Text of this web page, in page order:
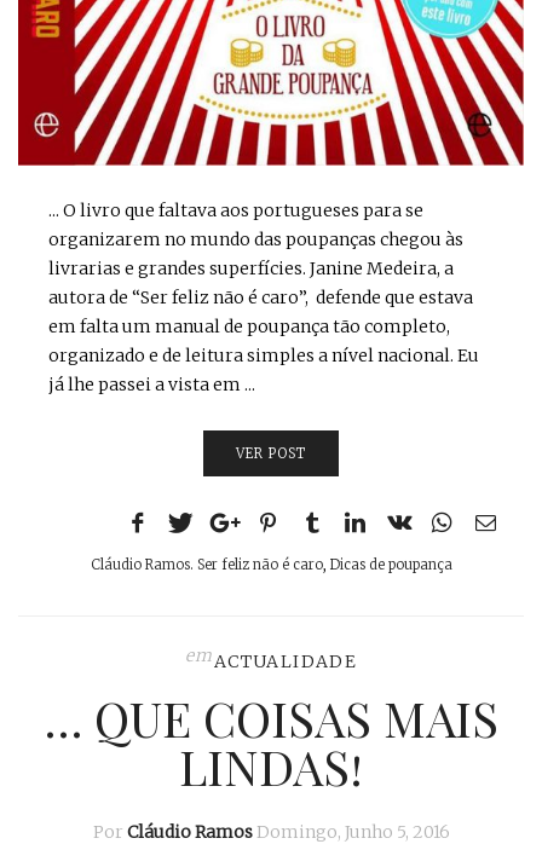
... O livro que faltava aos portugueses para se
organizarem no mundo das poupanças chegou às
livrarias e grandes superfícies. Janine Medeira, a
autora de “Ser feliz não é caro”, defende que estava
em falta um manual de poupança tão completo,
organizado e de leitura simples a nível nacional. Eu
já lhe passei a vista em ...
VER POST
Cláudio Ramos. Ser feliz não é caro, Dicas de poupança
emACTUALIDADE
… QUE COISAS MAIS
LINDAS!
Por Cláudio RamosDomingo, Junho 5, 2016